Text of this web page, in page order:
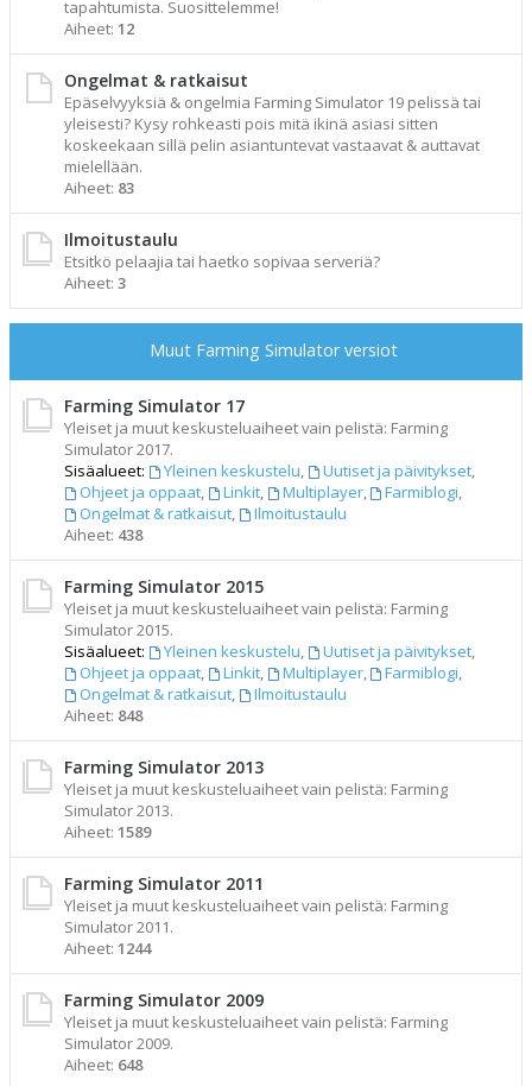
tapahtumista. Suosittelemme!
Aiheet: 12
Ongelmat & ratkaisut
Epäselvyyksiä & ongelmia Farming Simulator 19 pelissä tai
yleisesti? Kysy rohkeasti pois mitä ikinä asiasi sitten
koskeekaan sillä pelin asiantuntevat vastaavat & auttavat
mielellään.
Aiheet: 83
Ilmoitustaulu
Etsitkö pelaajia tai haetko sopivaa serveriä?
Aiheet: 3
Muut Farming Simulator versiot
Farming Simulator 17
Yleiset ja muut keskusteluaiheet vain pelistä: Farming
Simulator 2017.
Sisäalueet:
Yleinen keskustelu, Uutiset ja päivitykset,
Ohjeet ja oppaat, Linkit, Multiplayer, Farmiblogi,
Ongelmat & ratkaisut,
Ilmoitustaulu
Aiheet: 438
Farming Simulator 2015
Yleiset ja muut keskusteluaiheet vain pelistä: Farming
Simulator 2015.
Sisäalueet:
Yleinen keskustelu, Uutiset ja päivitykset,
Ohjeet ja oppaat, Linkit, Multiplayer, Farmiblogi,
Ongelmat & ratkaisut,
Ilmoitustaulu
Aiheet: 848
Farming Simulator 2013
Yleiset ja muut keskusteluaiheet vain pelistä: Farming
Simulator 2013.
Aiheet: 1589
Farming Simulator 2011
Yleiset ja muut keskusteluaiheet vain pelistä: Farming
Simulator 2011.
Aiheet: 1244
Farming Simulator 2009
Yleiset ja muut keskusteluaiheet vain pelistä: Farming
Simulator 2009.
Aiheet: 648